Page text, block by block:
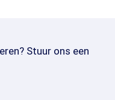
Stuur ons een